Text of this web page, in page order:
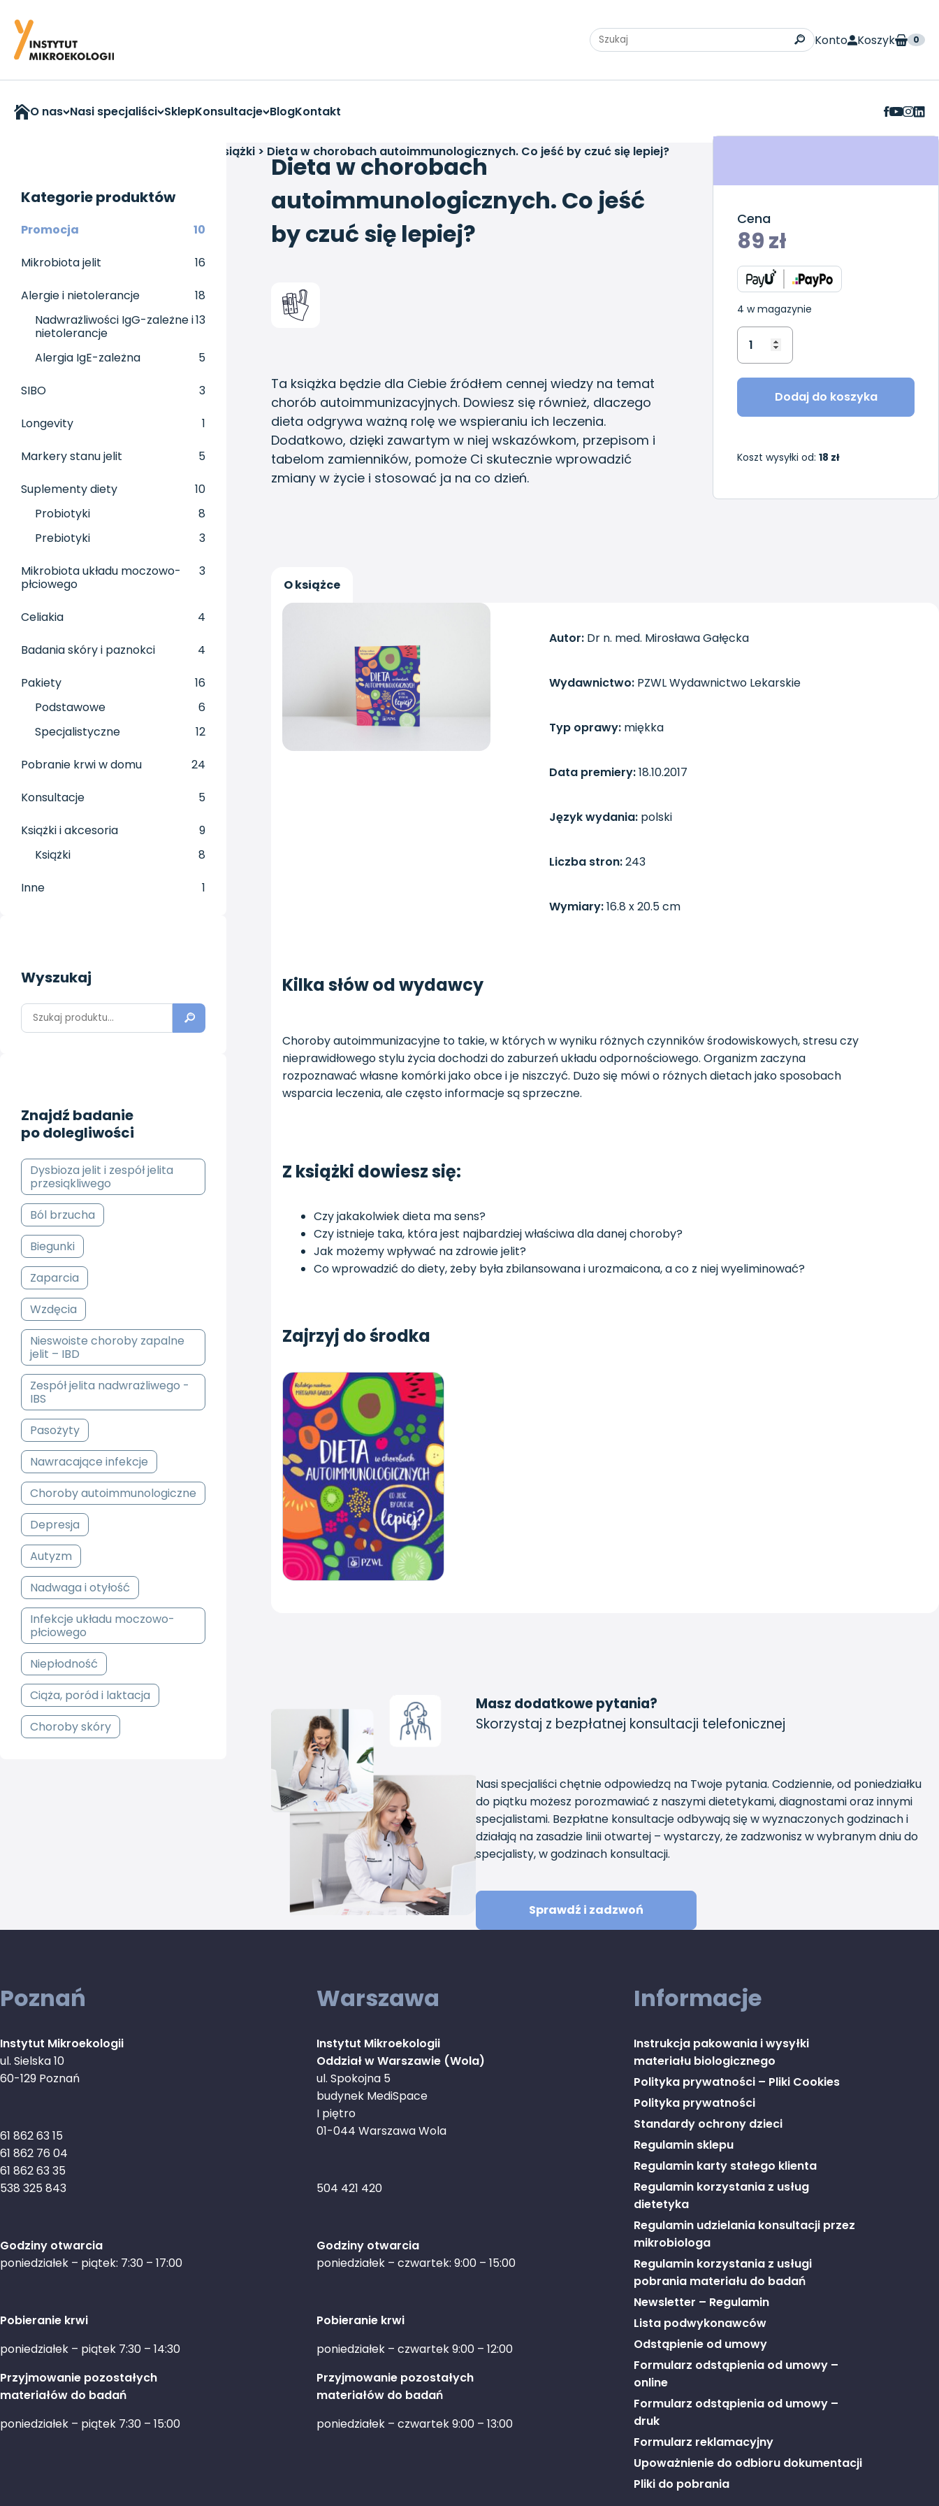
Konto Koszyk 0
O nas Nasi specjaliści SklepKonsultacje BlogKontakt
Książki > Dieta w chorobach autoimmunologicznych. Co jeść by czuć się lepiej?
Kategorie produktów
Promocja 10
Mikrobiota jelit 16
Alergie i nietolerancje
18
Nadwrażliwości IgG-zależne i
nietolerancje
13
Alergia IgE-zależna 5
SIBO 3
Longevity 1
Markery stanu jelit 5
Suplementy diety
10
Probiotyki
8
Prebiotyki
3
Mikrobiota układu moczowo-
płciowego
3
Celiakia 4
Badania skóry i paznokci 4
Pakiety
16
Podstawowe
6
Specjalistyczne
12
Pobranie krwi w domu 24
Konsultacje 5
Książki i akcesoria
9
Książki
8
Inne 1
Wyszukaj
Znajdź badanie
po dolegliwości
Dysbioza jelit i zespół jelita
przesiąkliwego
Ból brzucha
Biegunki
Zaparcia
Wzdęcia
Nieswoiste choroby zapalne
jelit – IBD
Zespół jelita nadwrażliwego -
IBS
Pasożyty
Nawracające infekcje
Choroby autoimmunologiczne
Depresja
Autyzm
Nadwaga i otyłość
Infekcje układu moczowo-
płciowego
Niepłodność
Ciąża, poród i laktacja
Choroby skóry
Dieta w chorobach
autoimmunologicznych. Co jeść
by czuć się lepiej?
Ta książka będzie dla Ciebie źródłem cennej wiedzy na temat
chorób autoimmunizacyjnych. Dowiesz się również, dlaczego
dieta odgrywa ważną rolę we wspieraniu ich leczenia.
Dodatkowo, dzięki zawartym w niej wskazówkom, przepisom i
tabelom zamienników, pomoże Ci skutecznie wprowadzić
zmiany w życie i stosować ja na co dzień.
Cena
89zł
4 w magazynie
Dodaj do koszyka
Koszt wysyłki od:18 zł
O książce
Autor:Dr n. med. Mirosława Gałęcka
Wydawnictwo:PZWL Wydawnictwo Lekarskie
Typ oprawy:miękka
Data premiery:18.10.2017
Język wydania:polski
Liczba stron:243
Wymiary:16.8 x 20.5 cm
Kilka słów od wydawcy
Choroby autoimmunizacyjne to takie, w których w wyniku różnych czynników środowiskowych, stresu czy
nieprawidłowego stylu życia dochodzi do zaburzeń układu odpornościowego. Organizm zaczyna
rozpoznawać własne komórki jako obce i je niszczyć. Dużo się mówi o różnych dietach jako sposobach
wsparcia leczenia, ale często informacje są sprzeczne.
Z książki dowiesz się:
Czy jakakolwiek dieta ma sens?
Czy istnieje taka, która jest najbardziej właściwa dla danej choroby?
Jak możemy wpływać na zdrowie jelit?
Co wprowadzić do diety, żeby była zbilansowana i urozmaicona, a co z niej wyeliminować?
Zajrzyj do środka
Masz dodatkowe pytania?
Skorzystaj z bezpłatnej konsultacji telefonicznej
Nasi specjaliści chętnie odpowiedzą na Twoje pytania. Codziennie, od poniedziałku
do piątku możesz porozmawiać z naszymi dietetykami, diagnostami oraz innymi
specjalistami. Bezpłatne konsultacje odbywają się w wyznaczonych godzinach i
działają na zasadzie linii otwartej – wystarczy, że zadzwonisz w wybranym dniu do
specjalisty, w godzinach konsultacji.
Sprawdź i zadzwoń
Poznań
Instytut Mikroekologii
ul. Sielska 10
60-129 Poznań
61 862 63 15
61 862 76 04
61 862 63 35
538 325 843
Godziny otwarcia
poniedziałek – piątek: 7:30 – 17:00
Pobieranie krwi
poniedziałek – piątek 7:30 – 14:30
Przyjmowanie pozostałych
materiałów do badań
poniedziałek – piątek 7:30 – 15:00
Warszawa
Instytut Mikroekologii
Oddział w Warszawie (Wola)
ul. Spokojna 5
budynek MediSpace
I piętro
01-044 Warszawa Wola
504 421 420
Godziny otwarcia
poniedziałek – czwartek: 9:00 – 15:00
Pobieranie krwi
poniedziałek – czwartek 9:00 – 12:00
Przyjmowanie pozostałych
materiałów do badań
poniedziałek – czwartek 9:00 – 13:00
Informacje
Instrukcja pakowania i wysyłki
materiału biologicznego
Polityka prywatności – Pliki Cookies
Polityka prywatności
Standardy ochrony dzieci
Regulamin sklepu
Regulamin karty stałego klienta
Regulamin korzystania z usług
dietetyka
Regulamin udzielania konsultacji przez
mikrobiologa
Regulamin korzystania z usługi
pobrania materiału do badań
Newsletter – Regulamin
Lista podwykonawców
Odstąpienie od umowy
Formularz odstąpienia od umowy –
online
Formularz odstąpienia od umowy –
druk
Formularz reklamacyjny
Upoważnienie do odbioru dokumentacji
Pliki do pobrania